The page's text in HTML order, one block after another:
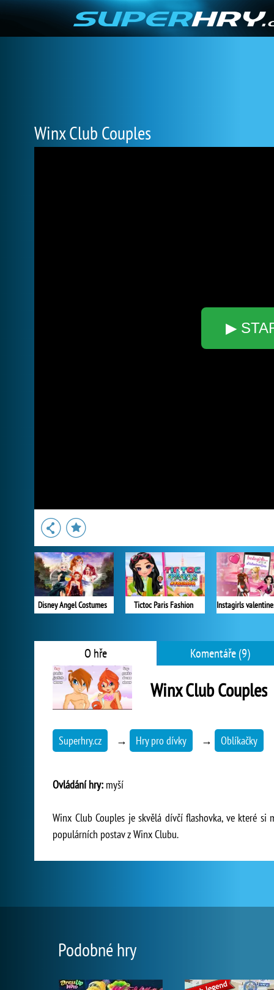
Winx Club Couples
▶
Disney Angel Costumes Tictoc Paris Fashion
O hře Komentáře (9)
Winx Club Couples
Superhry.cz → Hry pro dívky → Oblíkačky
Ovládání hry: myší
Winx Club Couples je skvělá dívčí flashovka, ve které
populárních postav z Winx Clubu.
Podobné hry